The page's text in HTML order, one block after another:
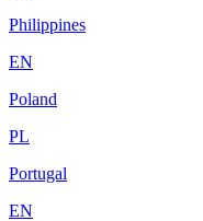
Philippines
EN
Poland
PL
Portugal
EN